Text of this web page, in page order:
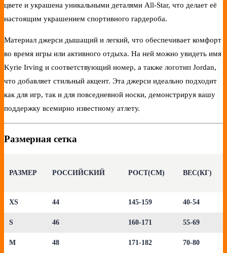
цвете и украшена уникальными деталями All-Star, что делает её
настоящим украшением спортивного гардероба.
Материал джерси дышащий и легкий, что обеспечивает комфорт
во время игры или активного отдыха. На ней можно увидеть имя
Kyrie Irving и соответствующий номер, а также логотип Jordan,
что добавляет стильный акцент. Эта джерси идеально подходит
как для игр, так и для повседневной носки, демонстрируя вашу
поддержку всемирно известному атлету.
Размерная сетка
РАЗМЕР РОССИЙСКИЙ РОСТ(СМ) ВЕС(КГ)
XS 44 145-159 40-54
S 46 160-171 55-69
M 48 171-182 70-80